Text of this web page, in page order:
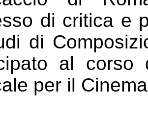
di critica e
di
al corso
per il